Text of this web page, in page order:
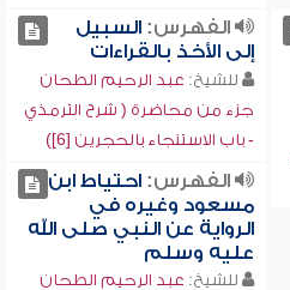
الفهرس:السبيل
إلى الأخذ بالقراءات
للشيخ: عبد الرحيم الطحان
جزء من محاضرة ( شرح الترمذي
- باب الاستنجاء بالحجرين [6])
الفهرس:احتياط ابن
مسعود وغيره في
الرواية عن النبي صلى الله
عليه وسلم
للشيخ: عبد الرحيم الطحان